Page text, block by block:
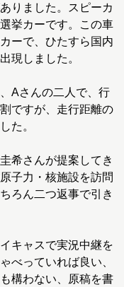
りました。スピーカ
挙カーです。この車
ーで、ひたすら国内
現しました。
Aさんの二人で、行
ですが、走行距離の
た。
希さんが提案してき
子力・核施設を訪問
ろん二つ返事で引き
キャスで実況中継を
べっていれば良い、
構わない、原稿を書